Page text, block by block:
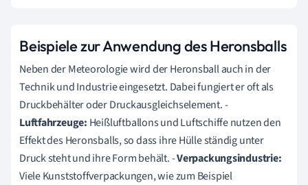
Beispiele zur Anwendung des Heronsballs
Neben der Meteorologie wird der Heronsball auch in der
Technik und Industrie eingesetzt. Dabei fungiert er oft als
Druckbehälter oder Druckausgleichselement. -
Luftfahrzeuge: Heißluftballons und Luftschiffe nutzen den
Effekt des Heronsballs, so dass ihre Hülle ständig unter
Druck steht und ihre Form behält. -Verpackungsindustrie:
Viele Kunststoffverpackungen, wie zum Beispiel